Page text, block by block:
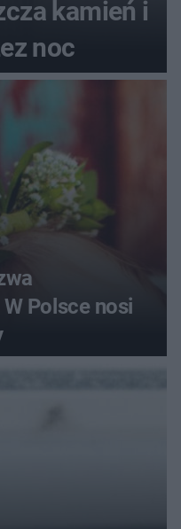
kamień i
noc
Polsce nosi